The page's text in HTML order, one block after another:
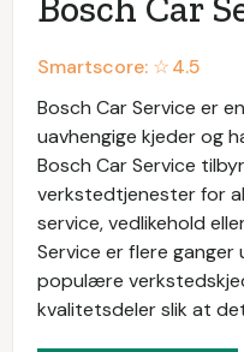
Smartscore: ☆4.5
Bosch Car Service er
uavhengige kjeder og
Bosch Car Service
verkstedtjenester for
service, vedlikehold
Service er flere
populære
kvalitetsdeler slik at